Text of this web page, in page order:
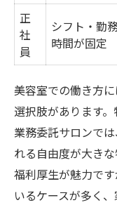
美容室で
選ばれる
ワークライ
ワークラ
美容室業
家庭と仕
ママ美容
訣
正
社
員
シフト・勤
時間が固定
美容室での働き方
選択肢があります
業務委託サロンで
れる自由度が大き
福利厚生が魅力で
いるケースが多く